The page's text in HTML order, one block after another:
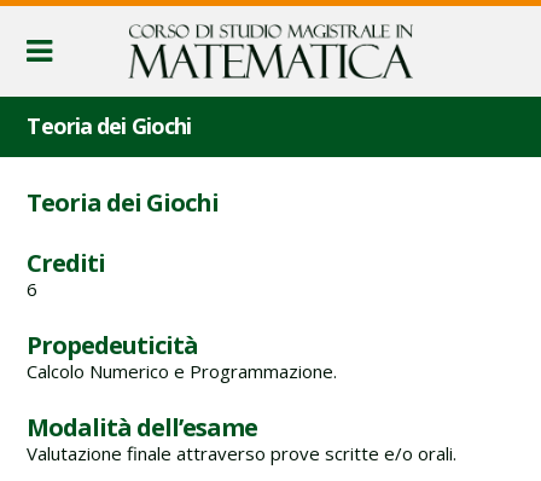
Teoria dei Giochi
Teoria dei Giochi
Crediti
6
Propedeuticità
Calcolo Numerico e Programmazione.
Modalità dell’esame
Valutazione finale attraverso prove scritte e/o orali.